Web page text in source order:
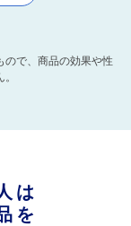
で、商品の効果や性
は
を